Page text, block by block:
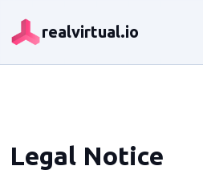
realvirtual.io
Legal Notice